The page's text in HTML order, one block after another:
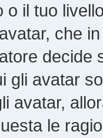
il tuo
che
gli avatar
avatar,
le